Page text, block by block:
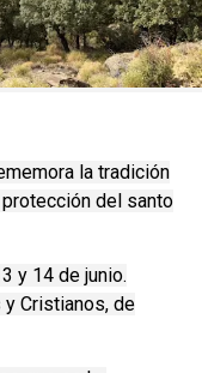
la tradición
del santo
y 14 de junio.
y Cristianos, de